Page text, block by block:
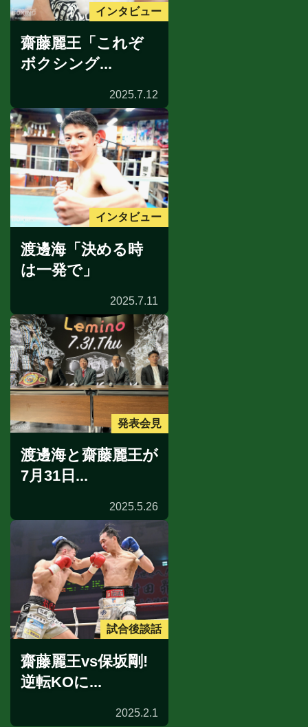
インタビュー
齋藤麗王「これぞ
ボクシング...
2025.7.12
インタビュー
渡邊海「決める時
は一発で」
2025.7.11
発表会見
渡邊海と齋藤麗王が
7月31日...
2025.5.26
試合後談話
齋藤麗王vs保坂剛!
逆転KOに...
2025.2.1